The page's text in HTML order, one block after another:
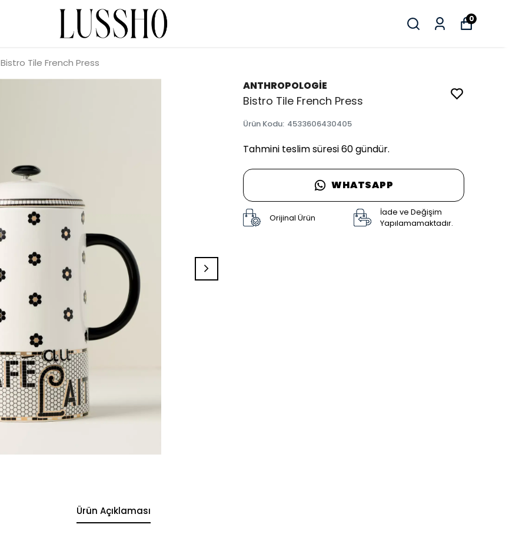
0
Bistro Tile French Press
ANTHROPOLOGİE
Bistro Tile French Press
Ürün Kodu: 4533606430405
Tahmini teslim süresi 60 gündür.
WHATSAPP
Orijinal Ürün
İade ve Değişim
Yapılamamaktadır.
Ürün Açıklaması